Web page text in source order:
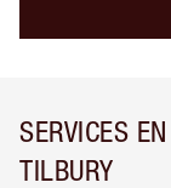
SERVICES
TILBURY